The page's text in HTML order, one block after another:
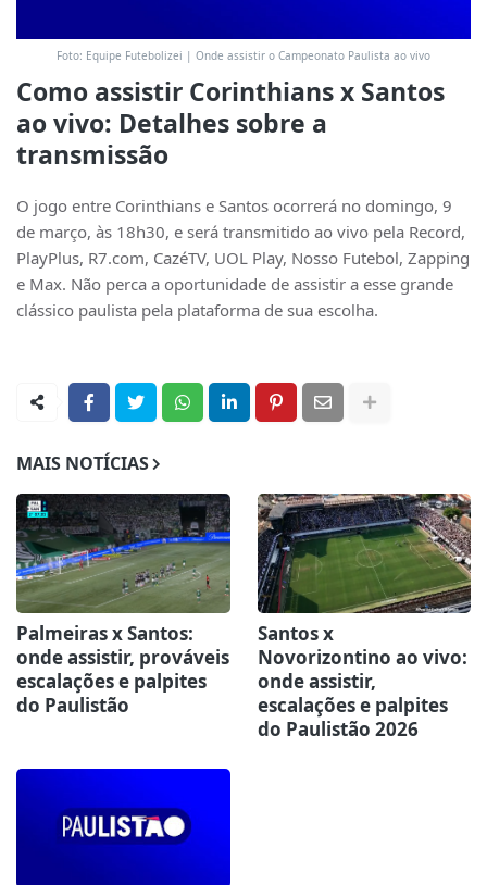
Foto: Equipe Futebolizei | Onde assistir o Campeonato Paulista ao vivo
Como assistir Corinthians x Santos
ao vivo: Detalhes sobre a
transmissão
O jogo entre Corinthians e Santos ocorrerá no domingo, 9
de março, às 18h30, e será transmitido ao vivo pela Record,
PlayPlus, R7.com, CazéTV, UOL Play, Nosso Futebol, Zapping
e Max. Não perca a oportunidade de assistir a esse grande
clássico paulista pela plataforma de sua escolha.
MAIS NOTÍCIAS
Palmeiras x Santos:
onde assistir, prováveis
escalações e palpites
do Paulistão
Santos x
Novorizontino ao vivo:
onde assistir,
escalações e palpites
do Paulistão 2026